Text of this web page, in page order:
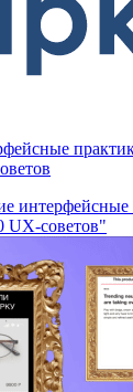
UX-советов"